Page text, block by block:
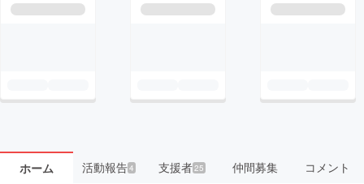
ホーム 活動報告4 支援者25 仲間募集 コメント